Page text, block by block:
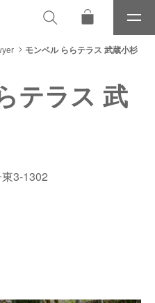
メ
ニ
ュ
モンベル ららテラス 武蔵小杉
テラス 武
3-1302